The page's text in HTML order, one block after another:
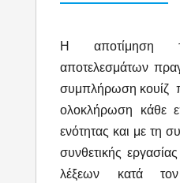
Η αποτίμηση
αποτελεσμάτων
συμπλήρωση κουίζ
ολοκλήρωση κάθε
ενότητας και με τη
συνθετικής
λέξεων κατά